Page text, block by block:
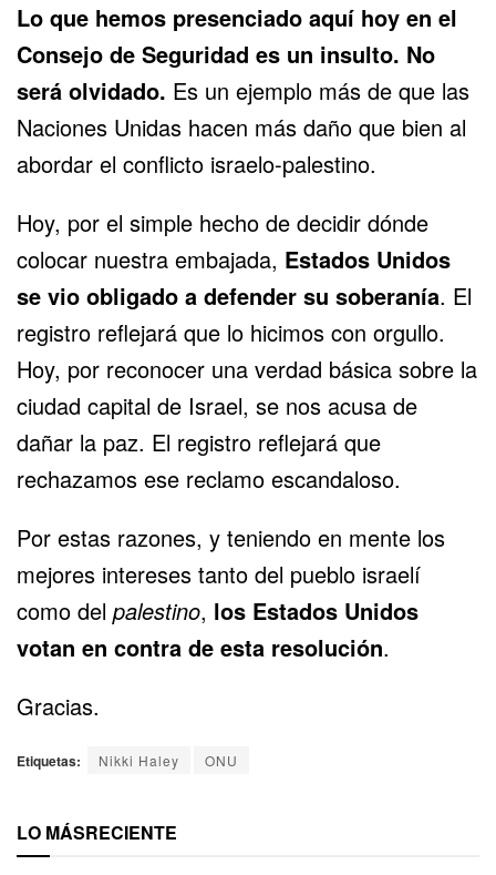
Lo que hemos presenciado aquí hoy en el
Consejo de Seguridad es un insulto. No
será olvidado. Es un ejemplo más de que las
Naciones Unidas hacen más daño que bien al
abordar el conflicto israelo-palestino.
Hoy, por el simple hecho de decidir dónde
colocar nuestra embajada, Estados Unidos
se vio obligado a defender su soberanía. El
registro reflejará que lo hicimos con orgullo.
Hoy, por reconocer una verdad básica sobre la
ciudad capital de Israel, se nos acusa de
dañar la paz. El registro reflejará que
rechazamos ese reclamo escandaloso.
Por estas razones, y teniendo en mente los
mejores intereses tanto del pueblo israelí
como del palestino, los Estados Unidos
votan en contra de esta resolución.
Gracias.
Etiquetas: Nikki Haley ONU
LO MÁSRECIENTE